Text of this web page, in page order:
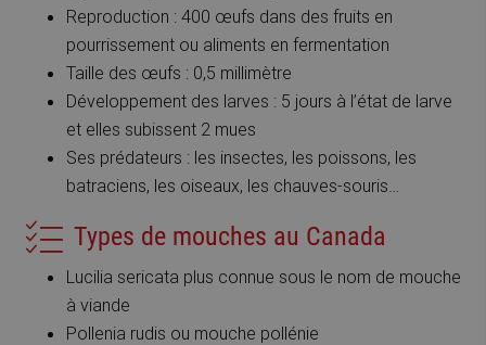
Reproduction : 400 œufs dans des fruits en
pourrissement ou aliments en fermentation
Taille des œufs : 0,5 millimètre
Développement des larves : 5 jours à l’état de larve
et elles subissent 2 mues
Ses prédateurs : les insectes, les poissons, les
batraciens, les oiseaux, les chauves-souris…
Types de mouches au Canada
Lucilia sericata plus connue sous le nom de mouche
à viande
Pollenia rudis ou mouche pollénie